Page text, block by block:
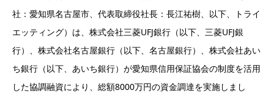
社：愛知県名古屋市、代表取締役社長：長江祐樹、以下、トライ
エッティング）は、株式会社三菱UFJ銀行（以下、三菱UFJ銀
行）、株式会社名古屋銀行（以下、名古屋銀行）、株式会社あい
ち銀行（以下、あいち銀行）が愛知県信用保証協会の制度を活用
した協調融資により、総額8000万円の資金調達を実施しまし